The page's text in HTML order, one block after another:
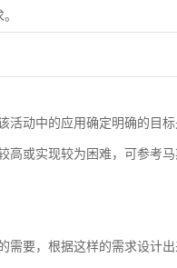
动中的应用确定明确的目
或实现较为困难，可参考
需要，根据这样的需求设计